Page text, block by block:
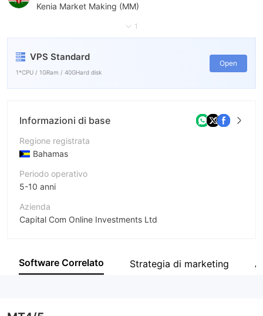
Kenia Market Making (MM)
1
VPS Standard
1*CPU / 1GRam / 40GHard disk
Open
Informazioni di base
Regione registrata
Bahamas
Periodo operativo
5-10 anni
Azienda
Capital Com Online Investments Ltd
Impiegato di azienda
Software Correlato Strategia di marketing